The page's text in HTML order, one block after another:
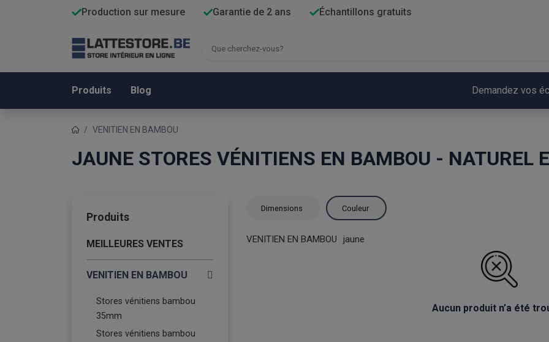
Production sur mesure Garantie de 2 ans Échantillons gratuits
Produits Blog Demandez vos
VENITIEN EN BAMBOU
JAUNE STORES VÉNITIENS EN BAMBOU - NATUREL
Produits
MEILLEURES VENTES
VENITIEN EN BAMBOU
Stores vénitiens bambou
35mm
Stores vénitiens bambou
Dimensions Couleur
VENITIEN EN BAMBOU jaune
Aucun produit n’a été